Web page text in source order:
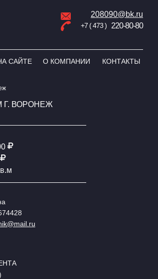
208090@bk.ru
+7 ( 473 ) 220-80-80
САЙТЕ О КОМПАНИИ КОНТАКТЫ
Г. ВОРОНЕЖ